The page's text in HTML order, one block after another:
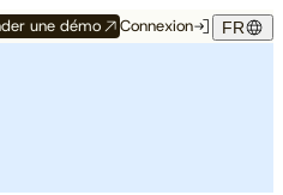
une démo Connexion FR